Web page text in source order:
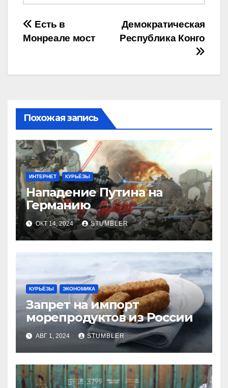
Навигация
записям
Демократическая
Республика Конго
Есть в
Монреале мост
Похожая запись
ИНТЕРНЕТ КУРЬЁЗЫ
Нападение Путина на
Германию
ОКТ 14, 2024 STUMBLER
КУРЬЁЗЫ ЭКОНОМИКА
Запрет на импорт
морепродуктов из России
АВГ 1, 2024 STUMBLER